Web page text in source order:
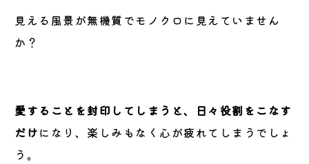
見える風景が無機質でモノクロに見えていません
か？
愛することを封印してしまうと、日々役割をこなす
だけになり、楽しみもなく心が疲れてしまうでしょ
う。